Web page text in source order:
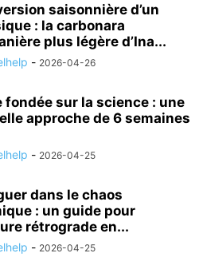
saisonnière d’un
: la carbonara
plus légère d’Ina...
- 2026-04-26
fondée sur la science : une
approche de 6 semaines
- 2026-04-25
dans le chaos
: un guide pour
rétrograde en...
- 2026-04-25